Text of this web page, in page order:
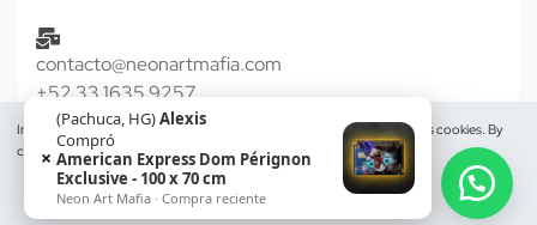
contacto@neonartmafia.com
+52 33 1635 9257
AYUDA
Política de Reembolsos y
ACERCA DE
In order to provide you a personalized shopping experience, our site uses cookies. By
continuing to use this site, you are agreeing to our cookie policy.
ACCEPT
×
(Pachuca, HG)Alexis
Compró
American Express Dom Pérignon
Exclusive - 100 x 70 cm
Neon Art Mafia · Compra reciente